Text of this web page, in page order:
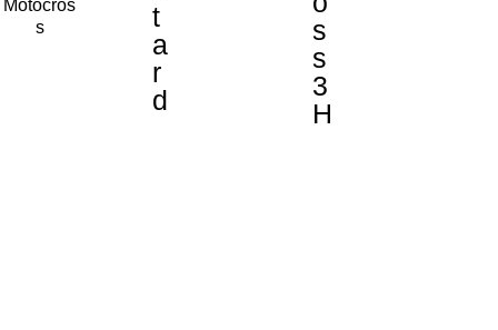
Motocros
s
t
a
r
d
s
s
3
H